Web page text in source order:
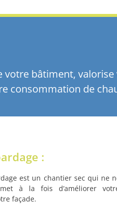
votre bâtiment,
consommation de
:
est un chantier sec qui ne
à la fois d’améliorer
façade.